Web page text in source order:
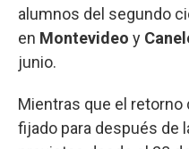
alumnos del segundo
en Montevideo y
junio.
Mientras que el retorno
fijado para después de